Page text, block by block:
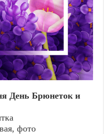
День Брюнеток и
фото